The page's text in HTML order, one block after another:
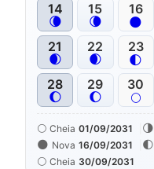
14
🌘
15
🌘
16
🌑
21
🌒
22
🌒
23
🌓
28
🌔
29
🌔
30
🌕
🌕 Cheia 01/09/2031 🌗
🌑 Nova 16/09/2031 🌓
🌕 Cheia 30/09/2031